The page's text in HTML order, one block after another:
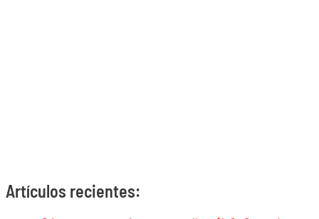
Artículos recientes: